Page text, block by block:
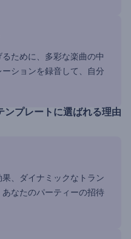
ために、多彩な楽曲の中
ションを録音して、自分
プレートに選ばれる理由
、ダイナミックなトラン
なたのパーティーの招待